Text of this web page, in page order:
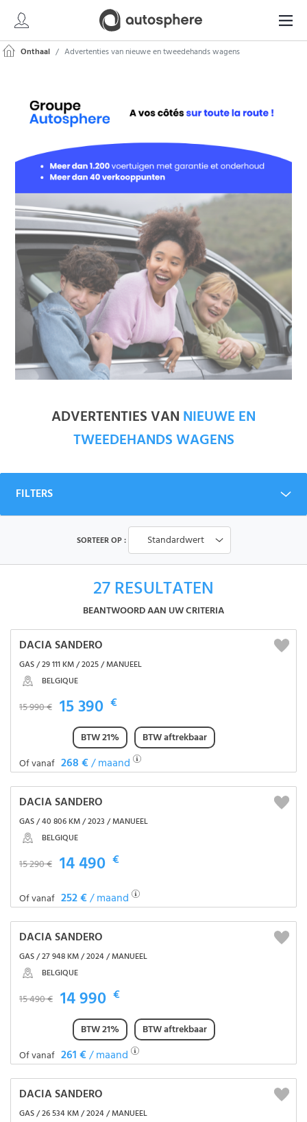
Onthaal Advertenties van nieuwe en tweedehands wagens
ADVERTENTIES VAN NIEUWE EN
TWEEDEHANDS WAGENS
FILTERS
27RESULTATEN
BEANTWOORD AAN UW CRITERIA
SORTEER OP : Standardwert
DACIA SANDERO
GAS / 29 111 KM / 2025 / MANUEEL
BELGIQUE
15 990 € 15 390 €
BTW 21%
BTW aftrekbaar
Of vanaf 268 €/ maand
DACIA SANDERO
GAS / 40 806 KM / 2023 / MANUEEL
BELGIQUE
15 290 € 14 490 €
Of vanaf 252 €/ maand
DACIA SANDERO
GAS / 27 948 KM / 2024 / MANUEEL
BELGIQUE
15 490 € 14 990 €
BTW 21%
BTW aftrekbaar
Of vanaf 261 €/ maand
DACIA SANDERO
GAS / 26 534 KM / 2024 / MANUEEL